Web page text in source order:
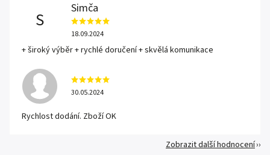
S
Simča
18.09.2024
+ široký výběr + rychlé doručení + skvělá komunikace
30.05.2024
Rychlost dodání. Zboží OK
Zobrazit další hodnocení